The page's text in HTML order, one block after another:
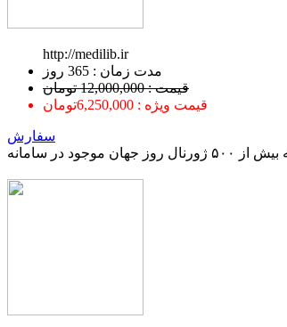
http://medilib.ir
ﻣﺪﺕ ﺯﻣﺎﻥ : 365 ﺭﻭﺯ
قیمت : 12,000,000 تومان
قیمت ویژه : 6,250,000تومان
سفارش